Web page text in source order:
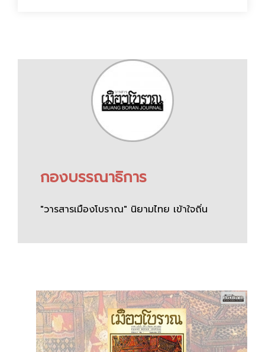
กองบรรณาธิการ
"วารสารเมืองโบราณ" นิยามไทย เข้าใจถิ่น